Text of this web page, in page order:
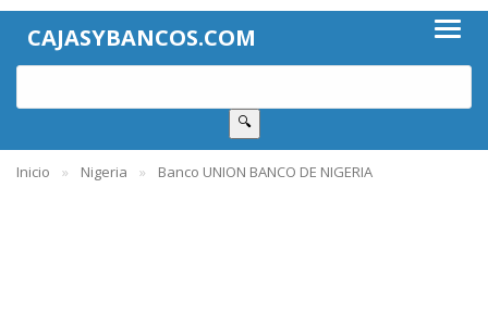
CAJASYBANCOS.COM
🔍
Inicio Nigeria Banco UNION BANCO DE NIGERIA